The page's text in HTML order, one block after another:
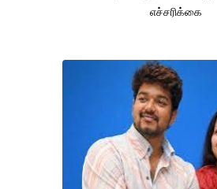
எச்சரிக்கை